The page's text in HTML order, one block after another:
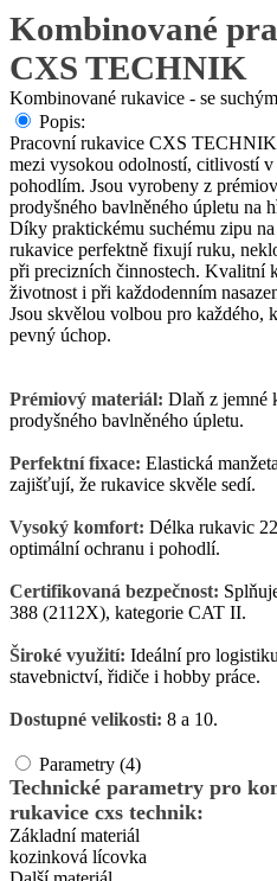
Kombinované
CXS TECHNIK
Kombinované rukavice - se
Popis:
Pracovní rukavice CXS
mezi vysokou odolností, citlivostí
pohodlím. Jsou vyrobeny z
prodyšného bavlněného úpletu na
Díky praktickému suchému zipu na
rukavice perfektně fixují ruku,
při precizních činnostech. Kvalitní
životnost i při každodenním
Jsou skvělou volbou pro každého,
pevný úchop.
Prémiový materiál: Dlaň z jemné
prodyšného bavlněného úpletu.
Perfektní fixace: Elastická
zajišťují, že rukavice skvěle sedí.
Vysoký komfort: Délka rukavic
optimální ochranu i pohodlí.
Certifikovaná bezpečnost:
388 (2112X), kategorie CAT II.
Široké využití: Ideální pro
stavebnictví, řidiče i hobby práce.
Dostupné velikosti: 8 a 10.
Parametry (4)
Technické parametry pro
rukavice cxs technik:
Základní materiál
kozinková lícovka